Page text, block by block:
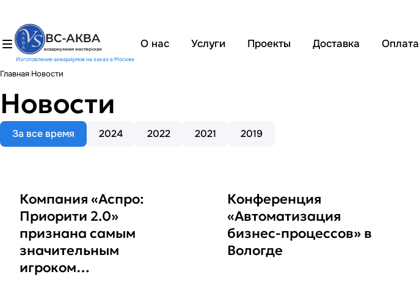
Изготовление аквариумов на заказ в Москве
О нас Услуги Проекты Доставка Оплата
Главная Новости
Новости
За все время 2024 2022 2021 2019
Компания «Аспро:
Приорити 2.0»
признана самым
значительным
игроком
Конференция
«Автоматизация
бизнес-процессов» в
Вологде